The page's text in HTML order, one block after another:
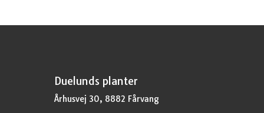
Duelunds planter
Århusvej 30, 8882 Fårvang